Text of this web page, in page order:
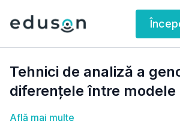
Tehnici de analiză a
diferențele între modele
Află mai multe